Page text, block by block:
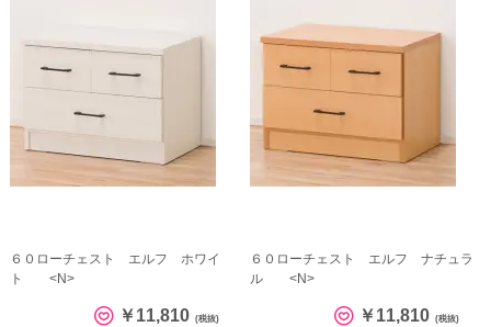
６０ローチェスト エルフ ホワイ
ト <N>
￥11,810 (税抜)
６０ローチェスト エルフ ナチュラ
ル <N>
￥11,810 (税抜)